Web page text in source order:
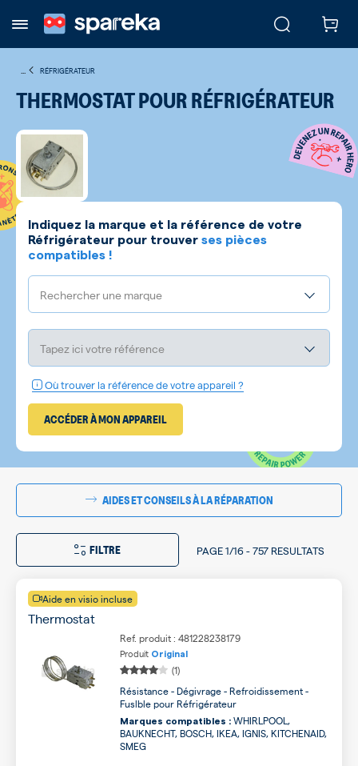
RÉFRIGÉRATEUR
THERMOSTAT POUR RÉFRIGÉRATEUR
Indiquez la marque et la référence de votre
Réfrigérateur pour trouver ses pièces
compatibles !
Rechercher une marque
Tapez ici votre référence
Où trouver la référence de votre appareil ?
ACCÉDER À MON APPAREIL
AIDES ET CONSEILS À LA RÉPARATION
FILTRE PAGE1/16-757 RESULTATS
Aide en visio incluse
Thermostat
Ref. produit : 481228238179
Produit Original
(1)
Résistance - Dégivrage - Refroidissement -
Fuslble pour Réfrigérateur
Marques compatibles : WHIRLPOOL,
BAUKNECHT, BOSCH, IKEA, IGNIS, KITCHENAID,
SMEG